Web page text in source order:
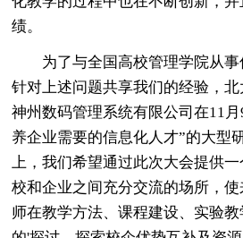
绩。
为了与全国高校管理学院从
针对上述问题共享我们的经验，
神州数码管理系统有限公司在11
养企业需要的信息化人才”的大型
上，我们希望通过此次大会提供
校和企业之间充分交流的场所，
师在教学方法、课程建设、实验